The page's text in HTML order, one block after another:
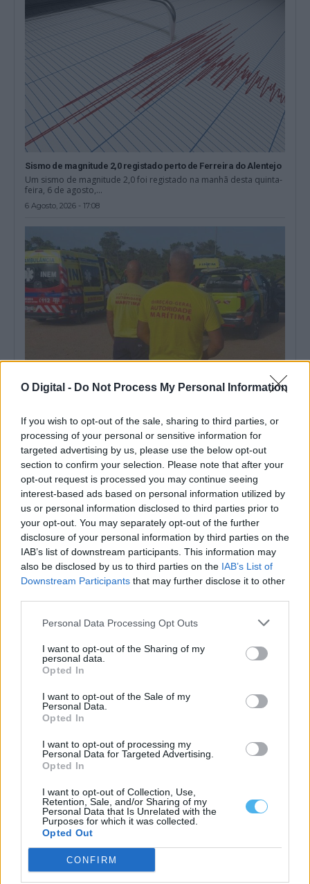
O Digital - Do Not Process My Personal Information
If you wish to opt-out of the sale, sharing to third parties, or
processing of your personal or sensitive information for
targeted advertising by us, please use the below opt-out
section to confirm your selection. Please note that after your
opt-out request is processed you may continue seeing
interest-based ads based on personal information utilized by
us or personal information disclosed to third parties prior to
your opt-out. You may separately opt-out of the further
disclosure of your personal information by third parties on the
IAB’s list of downstream participants. This information may
also be disclosed by us to third parties on the IAB’s List of
Downstream Participants that may further disclose it to other
Personal Data Processing Opt Outs
I want to opt-out of the Sharing of my
personal data.
Opted In
I want to opt-out of the Sale of my
Personal Data.
Opted In
I want to opt-out of processing my
Personal Data for Targeted Advertising.
Opted In
I want to opt-out of Collection, Use,
Retention, Sale, and/or Sharing of my
Personal Data that Is Unrelated with the
Purposes for which it was collected.
Opted Out
CONFIRM
Sismo de magnitude 2,0 registado perto de Ferreira do Alentejo
Um sismo de magnitude 2,0 foi registado na manhã desta quinta-
feira, 6 de agosto,...
6 Agosto, 2026 - 17:08
maio
Três pessoas morreram em zonas balneares do Alentejo entre 1
de maio e 31...
4 Agosto, 2026 - 09:57
Professora e escritora de Ferreira do Alentejo lança novo livro
de poesia e recebe distinção internacional
em Ferreira do Alentejo,...
3 Agosto, 2026 - 14:30